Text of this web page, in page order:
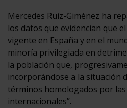
Mercedes Ruiz-Giménez ha
los datos que evidencian que
vigente en España y en el
minoría privilegiada en
la población que,
incorporándose a la situación
términos homologados por
internacionales”.